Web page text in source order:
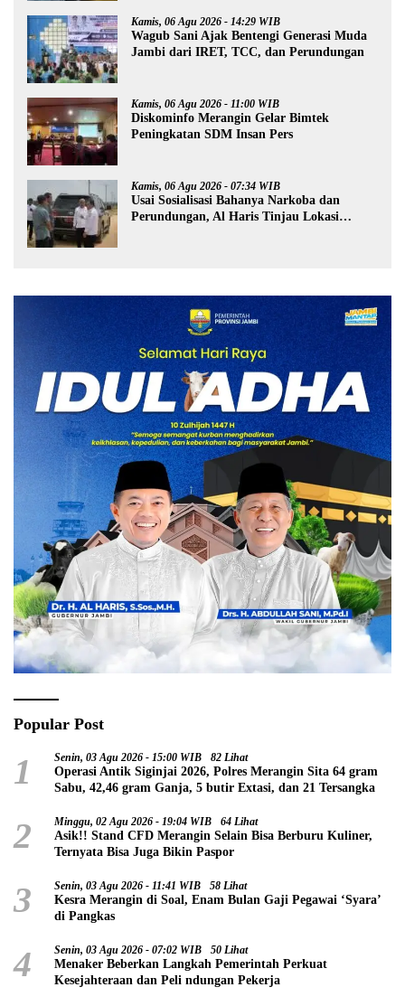
Kamis, 06 Agu 2026 - 14:29 WIB
Wagub Sani Ajak Bentengi Generasi Muda
Jambi dari IRET, TCC, dan Perundungan
Kamis, 06 Agu 2026 - 11:00 WIB
Diskominfo Merangin Gelar Bimtek
Peningkatan SDM Insan Pers
Kamis, 06 Agu 2026 - 07:34 WIB
Usai Sosialisasi Bahanya Narkoba dan
Perundungan, Al Haris Tinjau Lokasi
Popular Post
1 Senin, 03 Agu 2026 - 15:00 WIB 82 Lihat
Operasi Antik Siginjai 2026, Polres Merangin Sita 64 gram
Sabu, 42,46 gram Ganja, 5 butir Extasi, dan 21 Tersangka
2 Minggu, 02 Agu 2026 - 19:04 WIB 64 Lihat
Asik!! Stand CFD Merangin Selain Bisa Berburu Kuliner,
Ternyata Bisa Juga Bikin Paspor
3 Senin, 03 Agu 2026 - 11:41 WIB 58 Lihat
Kesra Merangin di Soal, Enam Bulan Gaji Pegawai ‘Syara’
di Pangkas
4 Senin, 03 Agu 2026 - 07:02 WIB 50 Lihat
Menaker Beberkan Langkah Pemerintah Perkuat
Kesejahteraan dan Peli ndungan Pekerja